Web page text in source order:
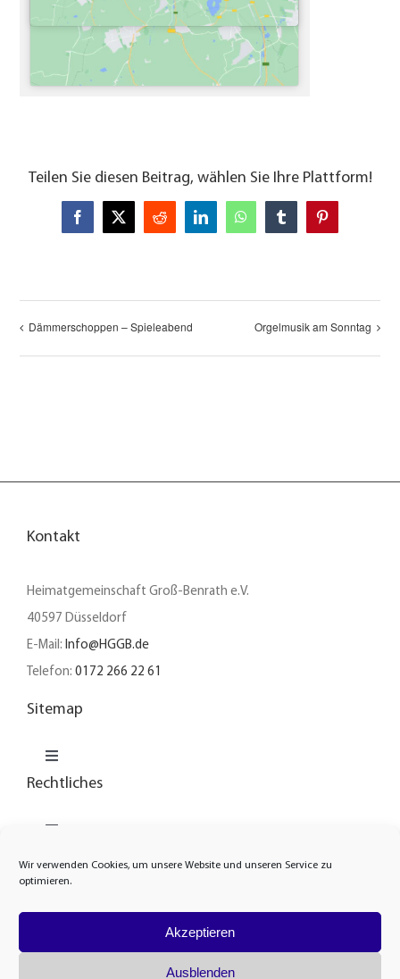
Wir verwenden Cookies, um unsere Website und unseren Service zu
optimieren.
Akzeptieren
Ausblenden
Teilen Sie diesen Beitrag, wählen Sie Ihre Plattform!
Facebook
X Reddit LinkedInWhatsAppTumblrPinterest
Dämmerschoppen – Spieleabend Orgelmusik am Sonntag
Kontakt
Heimatgemeinschaft Groß-Benrath e.V.
40597 Düsseldorf
E-Mail: Info@HGGB.de
Telefon: 0172 266 22 61
Sitemap
Toggle
Navigation
News
Rechtliches
Cookie-Richtlinie
© Copyright 2026 | Alle Rechte vorbehalten